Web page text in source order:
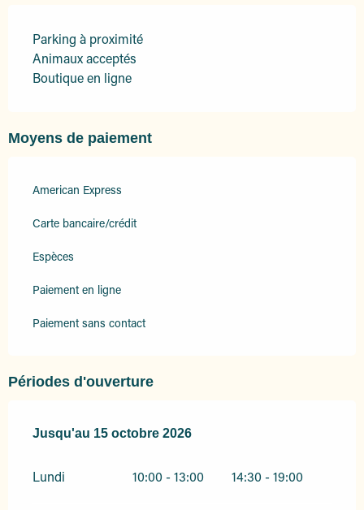
Parking à proximité
Animaux acceptés
Boutique en ligne
Moyens de paiement
American Express
Carte bancaire/crédit
Espèces
Paiement en ligne
Paiement sans contact
Périodes d'ouverture
Du1 avril 2026au15 octobre 2026
Jusqu'au 15 octobre 2026
Lundi 10:00 - 13:00 14:30 - 19:00